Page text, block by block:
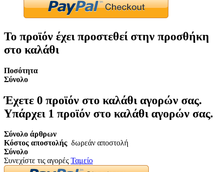
Το προϊόν έχει προστεθεί στην προσθήκη
στο καλάθι
Ποσότητα
Σύνολο
Έχετε 0 προϊόν στο καλάθι αγορών σας.
Υπάρχει 1 προϊόν στο καλάθι αγορών σας.
Σύνολο άρθρων
Κόστος αποστολής δωρεάν αποστολή
Σύνολο
Συνεχίστε τις αγορές Ταμείο